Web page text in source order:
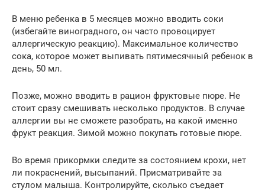
В меню ребенка в 5 месяцев можно вводить соки
(избегайте виноградного, он часто провоцирует
аллергическую реакцию). Максимальное количество
сока, которое может выпивать пятимесячный ребенок в
день, 50 мл.
Позже, можно вводить в рацион фруктовые пюре. Не
стоит сразу смешивать несколько продуктов. В случае
аллергии вы не сможете разобрать, на какой именно
фрукт реакция. Зимой можно покупать готовые пюре.
Во время прикормки следите за состоянием крохи, нет
ли покраснений, высыпаний. Присматривайте за
стулом малыша. Контролируйте, сколько съедает